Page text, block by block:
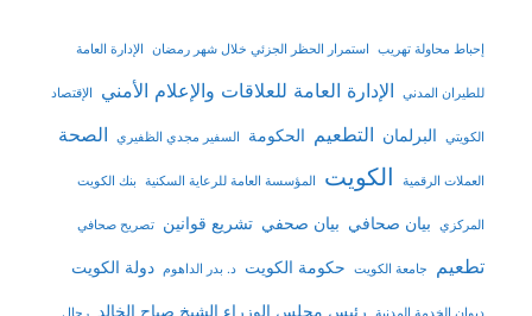
إحباط محاولة تهريب استمرار الحظر الجزئي خلال شهر رمضان الإدارة العامة
للطيران المدني الإدارة العامة للعلاقات والإعلام الأمني الإقتصاد
الكويتي البرلمان التطعيم الحكومة السفير مجدي الظفيري الصحة
العملات الرقمية الكويت المؤسسة العامة للرعاية السكنية بنك الكويت
المركزي بيان صحافي بيان صحفي تشريع قوانين تصريح صحافي
تطعيم جامعة الكويت حكومة الكويت د. بدر الداهوم دولة الكويت
رئيس مجلس الوزراء الشيخ صباح الخالد